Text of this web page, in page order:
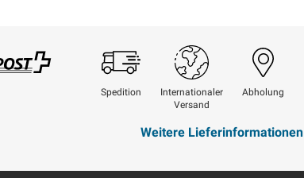
Spedition
Internationaler
Versand
Abholung
Weitere Lieferinformationen